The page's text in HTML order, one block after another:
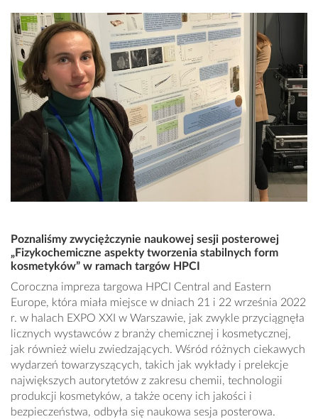
Poznaliśmy zwyciężczynie naukowej sesji posterowej
„Fizykochemiczne aspekty tworzenia stabilnych form
kosmetyków” w ramach targów HPCI
Coroczna impreza targowa HPCI Central and Eastern
Europe, która miała miejsce w dniach 21 i 22 września 2022
r. w halach EXPO XXI w Warszawie, jak zwykle przyciągnęła
licznych wystawców z branży chemicznej i kosmetycznej,
jak również wielu zwiedzających. Wśród różnych ciekawych
wydarzeń towarzyszących, takich jak wykłady i prelekcje
największych autorytetów z zakresu chemii, technologii
produkcji kosmetyków, a także oceny ich jakości i
bezpieczeństwa, odbyła się naukowa sesja posterowa.